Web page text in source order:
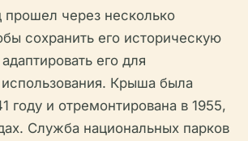
прошел через несколько
сохранить его историческую
его для
Крыша была
году и отремонтирована в 1955,
Служба национальных парков